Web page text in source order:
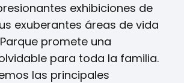
exhibiciones de
exuberantes áreas de vida
promete una
para toda la familia.
las principales